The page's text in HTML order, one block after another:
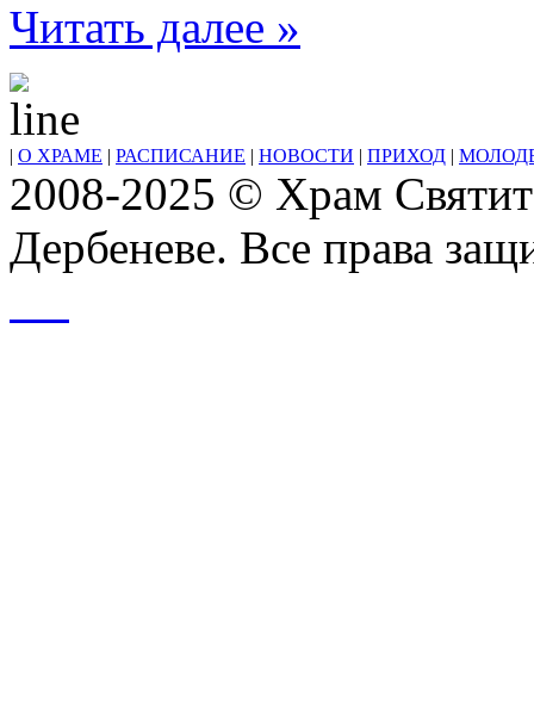
Читать далее »
| О ХРАМЕ | РАСПИСАНИЕ | НОВОСТИ | ПРИХОД |
2008-2025 © Храм
Дербеневе. Все права